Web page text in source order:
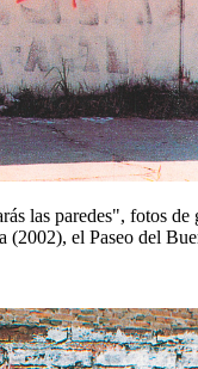
las paredes", fotos
el Paseo del